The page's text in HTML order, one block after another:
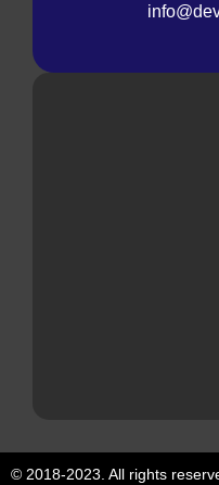
© 2018-2023. All rights